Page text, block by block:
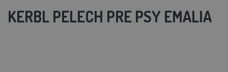
KERBL PELECH PRE PSY EMALIA